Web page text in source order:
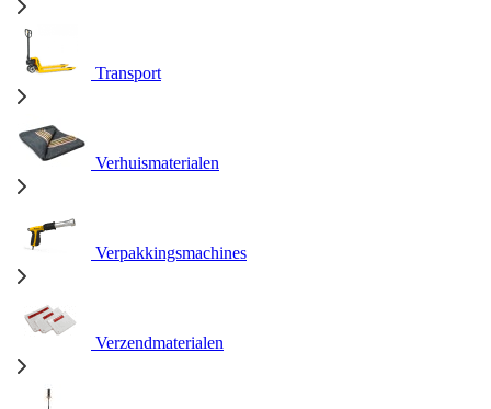
Transport
Verhuismaterialen
Verpakkingsmachines
Verzendmaterialen